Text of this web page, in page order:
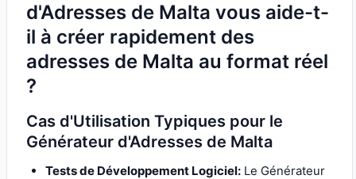
d'Adresses de Malta vous aide-t-
il à créer rapidement des
adresses de Malta au format réel
?
Cas d'Utilisation Typiques pour le
Générateur d'Adresses de Malta
Tests de Développement Logiciel: Le Générateur